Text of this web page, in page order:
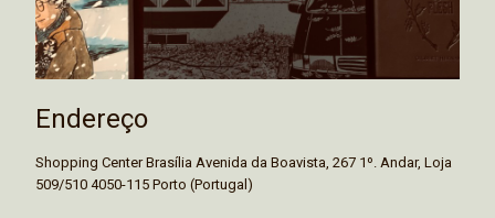
Endereço
Shopping Center Brasília Avenida da Boavista, 267 1º. Andar, Loja
509/510 4050-115 Porto (Portugal)